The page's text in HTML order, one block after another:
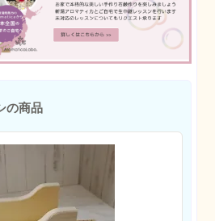
の商品